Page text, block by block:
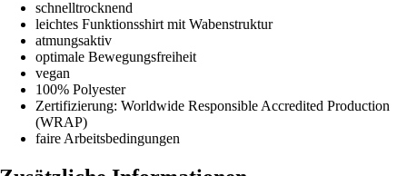
schnelltrocknend
leichtes Funktionsshirt mit Wabenstruktur
atmungsaktiv
optimale Bewegungsfreiheit
vegan
100% Polyester
Zertifizierung: Worldwide Responsible Accredited Production
(WRAP)
faire Arbeitsbedingungen